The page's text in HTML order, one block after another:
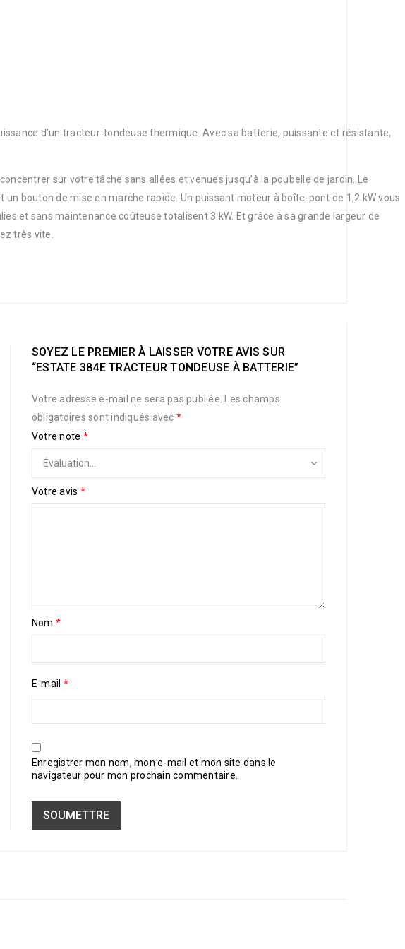
d’un tracteur-tondeuse thermique. Avec sa batterie, puissante et résistante,
sur votre tâche sans allées et venues jusqu’à la poubelle de jardin. Le
bouton de mise en marche rapide. Un puissant moteur à boîte-pont de 1,2 kW vous
et sans maintenance coûteuse totalisent 3 kW. Et grâce à sa grande largeur de
très vite.
SOYEZ LE PREMIER À LAISSER VOTRE AVIS SUR
“ESTATE 384E TRACTEUR TONDEUSE À BATTERIE”
Votre adresse e-mail ne sera pas publiée.
Les champs
obligatoires sont indiqués avec *
Votre note *
Votre avis *
Nom *
E-mail *
Enregistrer mon nom, mon e-mail et mon site dans le
navigateur pour mon prochain commentaire.